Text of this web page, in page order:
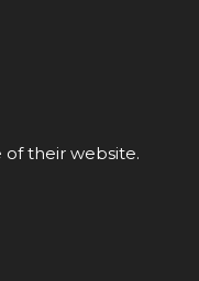
of their website.